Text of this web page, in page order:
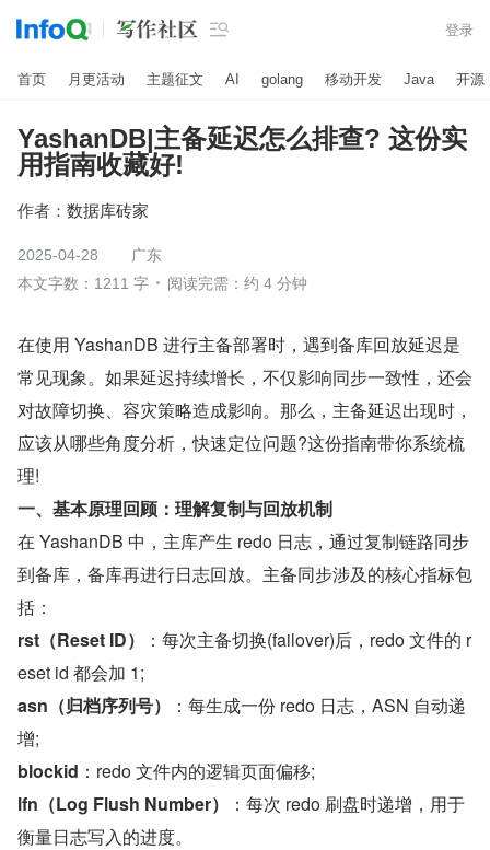
 登录
首页 月更活动 主题征文 AI golang 移动开发 Java 开源
YashanDB|主备延迟怎么排查? 这份实
用指南收藏好!
作者： 数据库砖家
2025-04-28
广东
本文字数：1211 字
阅读完需：约 4 分钟
在使用 YashanDB 进行主备部署时，遇到备库回放延迟是
常见现象。如果延迟持续增长，不仅影响同步一致性，还会
对故障切换、容灾策略造成影响。那么，主备延迟出现时，
应该从哪些角度分析，快速定位问题?这份指南带你系统梳
理!
一、基本原理回顾：理解复制与回放机制
在 YashanDB 中，主库产生 redo 日志，通过复制链路同步
到备库，备库再进行日志回放。主备同步涉及的核心指标包
括：
rst（Reset ID）
：每次主备切换(failover)后，redo 文件的 r
eset id 都会加 1;
asn（归档序列号）
：每生成一份 redo 日志，ASN 自动递
增;
blockid ：redo 文件内的逻辑页面偏移;
lfn（Log Flush Number）
：每次 redo 刷盘时递增，用于
衡量日志写入的进度。